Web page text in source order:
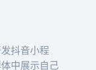
抖音小程
中展示自己